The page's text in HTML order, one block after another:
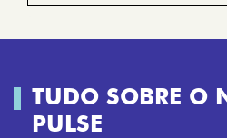
TUDO SOBRE O
PULSE